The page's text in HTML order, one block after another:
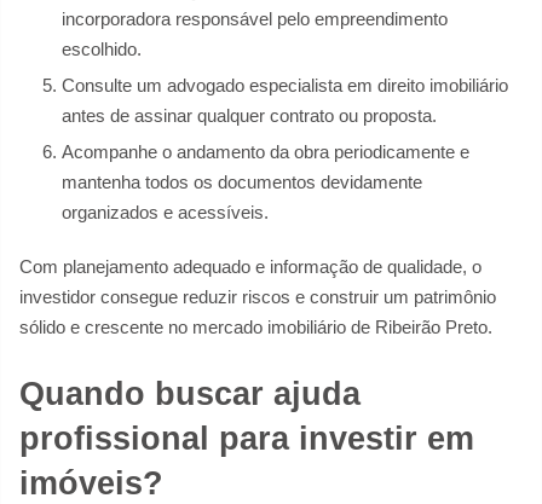
incorporadora responsável pelo empreendimento
escolhido.
Consulte um advogado especialista em direito imobiliário
antes de assinar qualquer contrato ou proposta.
Acompanhe o andamento da obra periodicamente e
mantenha todos os documentos devidamente
organizados e acessíveis.
Com planejamento adequado e informação de qualidade, o
investidor consegue reduzir riscos e construir um patrimônio
sólido e crescente no mercado imobiliário de Ribeirão Preto.
Quando buscar ajuda
profissional para investir em
imóveis?